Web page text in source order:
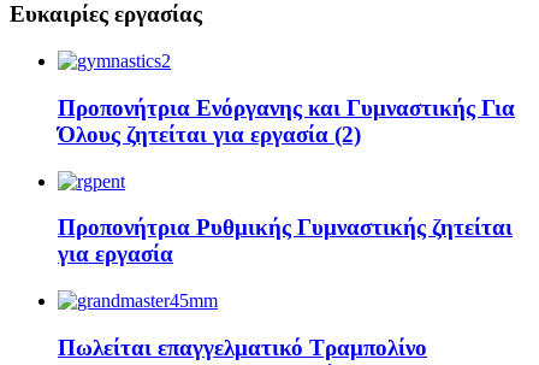
Ευκαιρίες εργασίας
Προπονήτρια Ενόργανης και Γυμναστικής Για
Όλους ζητείται για εργασία (2)
Προπονήτρια Ρυθμικής Γυμναστικής ζητείται
για εργασία
Πωλείται επαγγελματικό Τραμπολίνο